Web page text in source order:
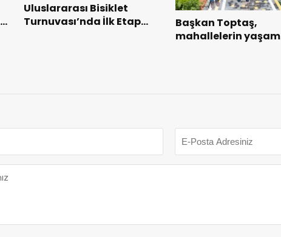
Uluslararası Bisiklet
Turnuvası’nda İlk Etap
Başkan Toptaş,
mahallelerin yaşam